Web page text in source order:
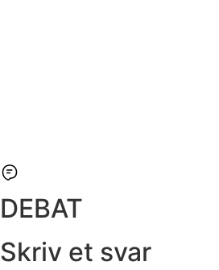
DEBAT
Skriv et svar